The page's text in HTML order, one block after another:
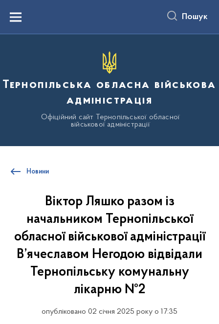
вмістуMenu Пошук
Тернопільська обласна військова
адміністрація
Офіційний сайт Тернопільської обласної
військової адміністрації
Новини
Віктор Ляшко разом із
начальником Тернопільської
обласної військової адміністрації
В’ячеславом Негодою відвідали
Тернопільську комунальну
лікарню №2
опубліковано 02 січня 2025 року о 17:35